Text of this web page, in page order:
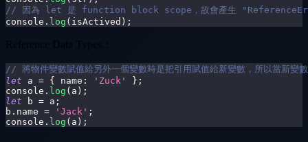
// 因為 let 是 function block scope，故會產生
console . log ( isActived ) ;
Reference Data Types：
// 將物件變數賦值給另外一個變數時是把引用賦值給新變數，所以當新變
let a = { name : 'Zuck' } ;
console . log ( a ) ;
let b = a ;
b . name = 'Jack' ;
console . log ( a ) ;